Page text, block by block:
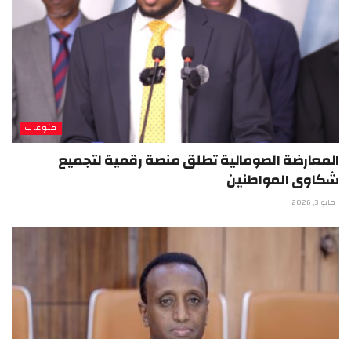
منوعات
المعارضة الصومالية تطلق منصة رقمية لتجميع
شكاوى المواطنين
مايو 3, 2026